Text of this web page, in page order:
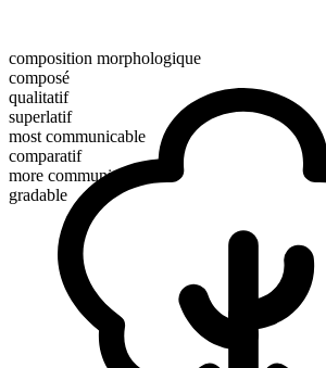
composition morphologique
composé
qualitatif
superlatif
most communicable
comparatif
more communicable
gradable